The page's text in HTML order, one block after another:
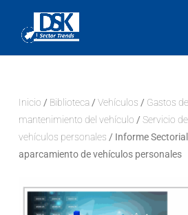
Inicio / Biblioteca/ Vehículos / Gastos
mantenimiento del vehículo / Servicio
vehículos personales / Informe
aparcamiento de vehículos personales